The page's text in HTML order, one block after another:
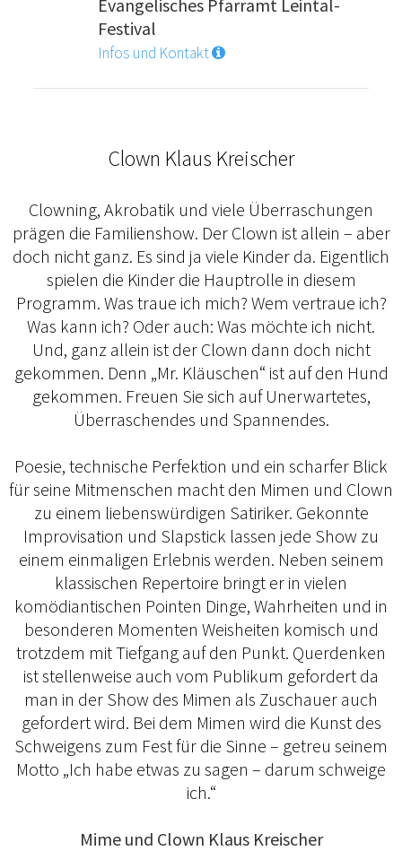
Evangelisches Pfarramt Leintal-
Festival
Infos und Kontakt
Clown Klaus Kreischer
Clowning, Akrobatik und viele Überraschungen
prägen die Familienshow. Der Clown ist allein – aber
doch nicht ganz. Es sind ja viele Kinder da. Eigentlich
spielen die Kinder die Hauptrolle in diesem
Programm. Was traue ich mich? Wem vertraue ich?
Was kann ich? Oder auch: Was möchte ich nicht.
Und, ganz allein ist der Clown dann doch nicht
gekommen. Denn „Mr. Kläuschen“ ist auf den Hund
gekommen. Freuen Sie sich auf Unerwartetes,
Überraschendes und Spannendes.
Poesie, technische Perfektion und ein scharfer Blick
für seine Mitmenschen macht den Mimen und Clown
zu einem liebenswürdigen Satiriker. Gekonnte
Improvisation und Slapstick lassen jede Show zu
einem einmaligen Erlebnis werden. Neben seinem
klassischen Repertoire bringt er in vielen
komödiantischen Pointen Dinge, Wahrheiten und in
besonderen Momenten Weisheiten komisch und
trotzdem mit Tiefgang auf den Punkt. Querdenken
ist stellenweise auch vom Publikum gefordert da
man in der Show des Mimen als Zuschauer auch
gefordert wird. Bei dem Mimen wird die Kunst des
Schweigens zum Fest für die Sinne – getreu seinem
Motto „Ich habe etwas zu sagen – darum schweige
ich.“
Mime und Clown Klaus Kreischer